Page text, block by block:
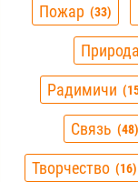
Пожар 33
Природа
Радимичи
Связь 48
Творчество 16